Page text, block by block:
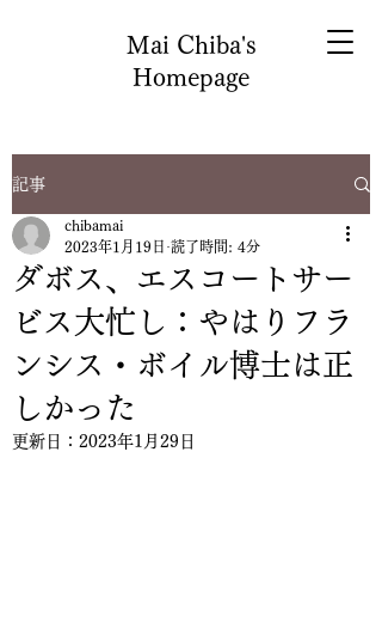
Mai Chiba's
Homepage
記事
ダボス、エスコートサー
ビス大忙し：やはりフラ
ンシス・ボイル博士は正
しかった
chibamai
2023年1月19日 読了時間: 4分
更新日： 2023年1月29日